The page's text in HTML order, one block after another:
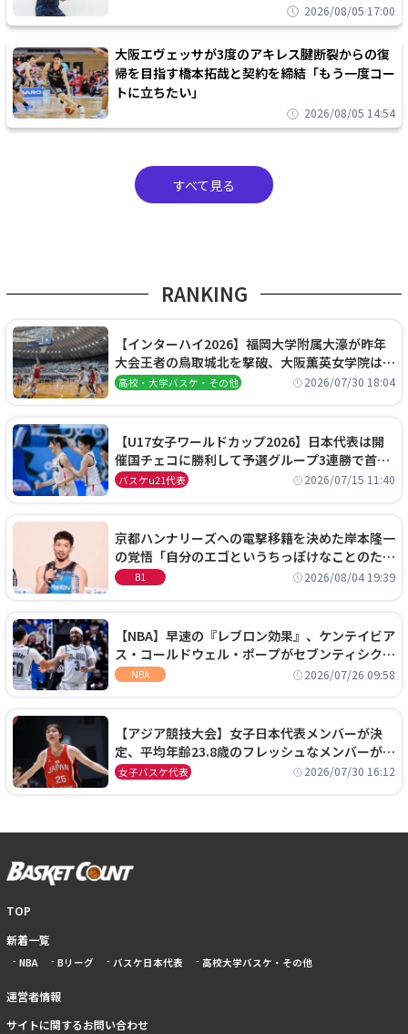
2026/08/05 17:00
大阪エヴェッサが3度のアキレス腱断裂からの復
帰を目指す橋本拓哉と契約を締結「もう一度コー
トに立ちたい」
2026/08/05 14:54
すべて見る
RANKING
【インターハイ2026】福岡大学附属大濠が昨年
大会王者の鳥取城北を撃破、大阪薫英女学院は岐
阜女子に完勝、大会3日目試合結果
高校・大学バスケ・その他 2026/07/30 18:04
【U17女子ワールドカップ2026】日本代表は開
催国チェコに勝利して予選グループ3連勝で首位
通過！準々決勝の相手はエジプトに決定
バスケu21代表 2026/07/15 11:40
京都ハンナリーズへの電撃移籍を決めた岸本隆一
の覚悟「自分のエゴというちっぽけなことのため
に、京都に来たわけではない」
B1 2026/08/04 19:39
【NBA】早速の『レブロン効果』、ケンテイビア
ス・コールドウェル・ポープがセブンティシクサ
ーズに1年契約で加入
NBA 2026/07/26 09:58
【アジア競技大会】女子日本代表メンバーが決
定、平均年齢23.8歳のフレッシュなメンバーが日
本開催の大舞台で頂点を狙う
女子バスケ代表 2026/07/30 16:12
TOP
新着一覧
NBA Bリーグ バスケ日本代表 高校大学バスケ・その他
運営者情報
サイトに関するお問い合わせ